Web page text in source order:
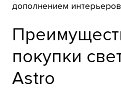
дополнением
покупки
Astro